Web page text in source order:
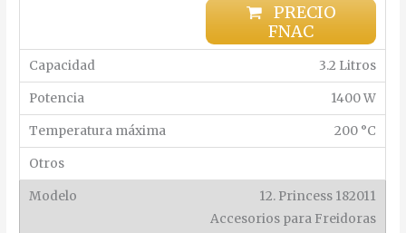
PRECIO
FNAC
3.2 Litros
1400 W
200 °C
12. Princess 182011
Accesorios para Freidoras